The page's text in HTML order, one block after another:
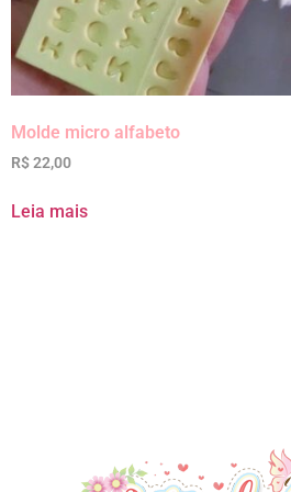
Molde micro alfabeto
R$22,00
Leia mais